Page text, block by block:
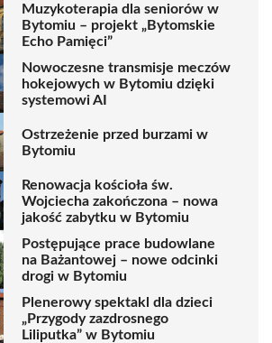
Muzykoterapia dla seniorów w
Bytomiu – projekt „Bytomskie
Echo Pamięci”
Nowoczesne transmisje meczów
hokejowych w Bytomiu dzięki
systemowi AI
Ostrzeżenie przed burzami w
Bytomiu
Renowacja kościoła św.
Wojciecha zakończona – nowa
jakość zabytku w Bytomiu
Postępujące prace budowlane
na Bażantowej – nowe odcinki
drogi w Bytomiu
Plenerowy spektakl dla dzieci
„Przygody zazdrosnego
Liliputka” w Bytomiu